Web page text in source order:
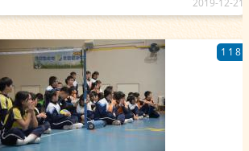
2019-12-21
118